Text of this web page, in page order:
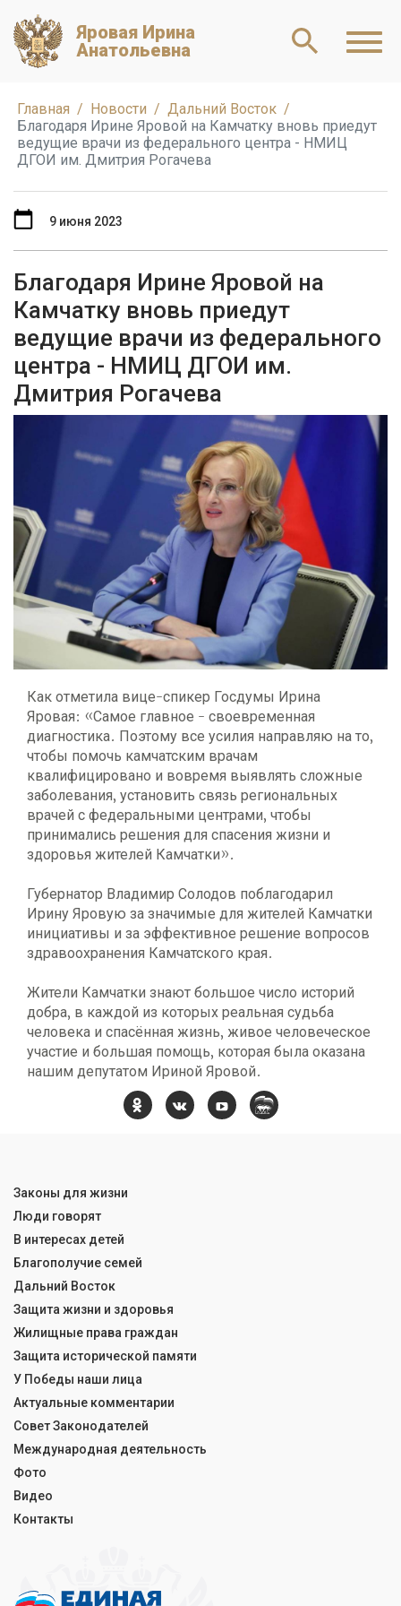
Яровая Ирина
Анатольевна
Главная Новости
Дальний Восток
Благодаря Ирине Яровой на Камчатку вновь приедут
ведущие врачи из федерального центра - НМИЦ
ДГОИ им. Дмитрия Рогачева
Благодаря Ирине Яровой на
Камчатку вновь приедут
ведущие врачи из федерального
центра - НМИЦ ДГОИ им.
Дмитрия Рогачева
9 июня 2023
Как отметила вице-спикер Госдумы Ирина
Яровая: «Самое главное - своевременная
диагностика. Поэтому все усилия направляю на то,
чтобы помочь камчатским врачам
квалифицировано и вовремя выявлять сложные
заболевания, установить связь региональных
врачей с федеральными центрами, чтобы
принимались решения для спасения жизни и
здоровья жителей Камчатки».
Губернатор Владимир Солодов поблагодарил
Ирину Яровую за значимые для жителей Камчатки
инициативы и за эффективное решение вопросов
здравоохранения Камчатского края.
Жители Камчатки знают большое число историй
добра, в каждой из которых реальная судьба
человека и спасённая жизнь, живое человеческое
участие и большая помощь, которая была оказана
нашим депутатом Ириной Яровой.
Законы для жизни
Люди говорят
В интересах детей
Благополучие семей
Дальний Восток
Защита жизни и здоровья
Жилищные права граждан
Защита исторической памяти
У Победы наши лица
Актуальные комментарии
Совет Законодателей
Международная деятельность
Фото
Видео
Контакты